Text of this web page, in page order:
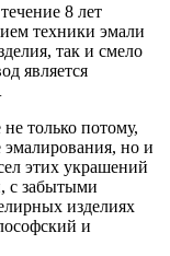
8 лет
техники эмали
так и смело
является
только потому,
эмалирования, но и
этих украшений
с забытыми
изделиях
и